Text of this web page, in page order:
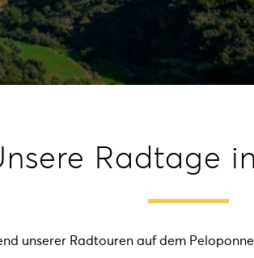
Radtage
unserer Radtouren auf dem